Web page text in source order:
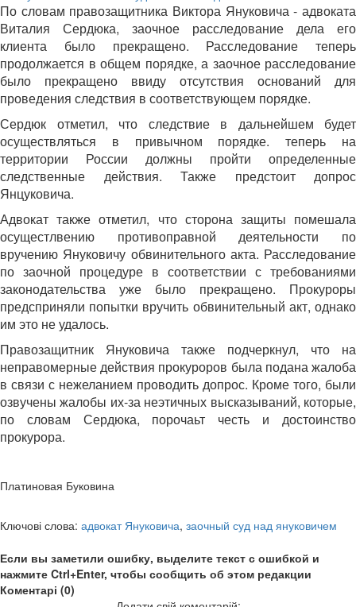
По словам правозащитника Виктора Януковича - адвоката
Виталия Сердюка, заочное расследование дела его
клиента было прекращено. Расследование теперь
продолжается в общем порядке, а заочное расследование
было прекращено ввиду отсутствия оснований для
проведения следствия в соответствующем порядке.
Сердюк отметил, что следствие в дальнейшем будет
осуществляться в привычном порядке. теперь на
территории России должны пройти определенные
следственные действия. Также предстоит допрос
Янцуковича.
Адвокат также отметил, что сторона защиты помешала
осущестлвению противоправной деятельности по
вручению Януковичу обвинительного акта. Расследование
по заочной процедуре в соответствии с требованиями
законодательства уже было прекращено. Прокуроры
предсприняли попытки вручить обвинительный акт, однако
им это не удалось.
Правозащитник Януковича также подчеркнул, что на
неправомерные действия прокуроров была подана жалоба
в связи с нежеланием проводить допрос. Кроме того, были
озвучены жалобы их-за неэтичных высказываний, которые,
по словам Сердюка, порочаьт честь и достоинство
прокурора.
Платиновая Буковина
Ключові слова: адвокат Януковича, заочный суд над януковичем
Если вы заметили ошибку, выделите текст с ошибкой и
нажмите Ctrl+Enter, чтобы сообщить об этом редакции
Коментарі (0)